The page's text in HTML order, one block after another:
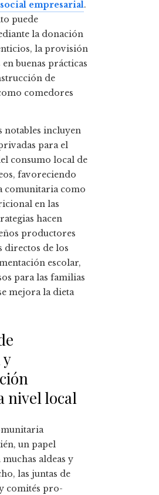
empresarial.
puede
la donación
la provisión
buenas prácticas
de
comedores
notables incluyen
para el
consumo local de
favoreciendo
comunitaria como
en las
hacen
productores
directos de los
escolar,
para las familias
mejora la dieta
nivel local
un papel
aldeas y
las juntas de
comités pro-